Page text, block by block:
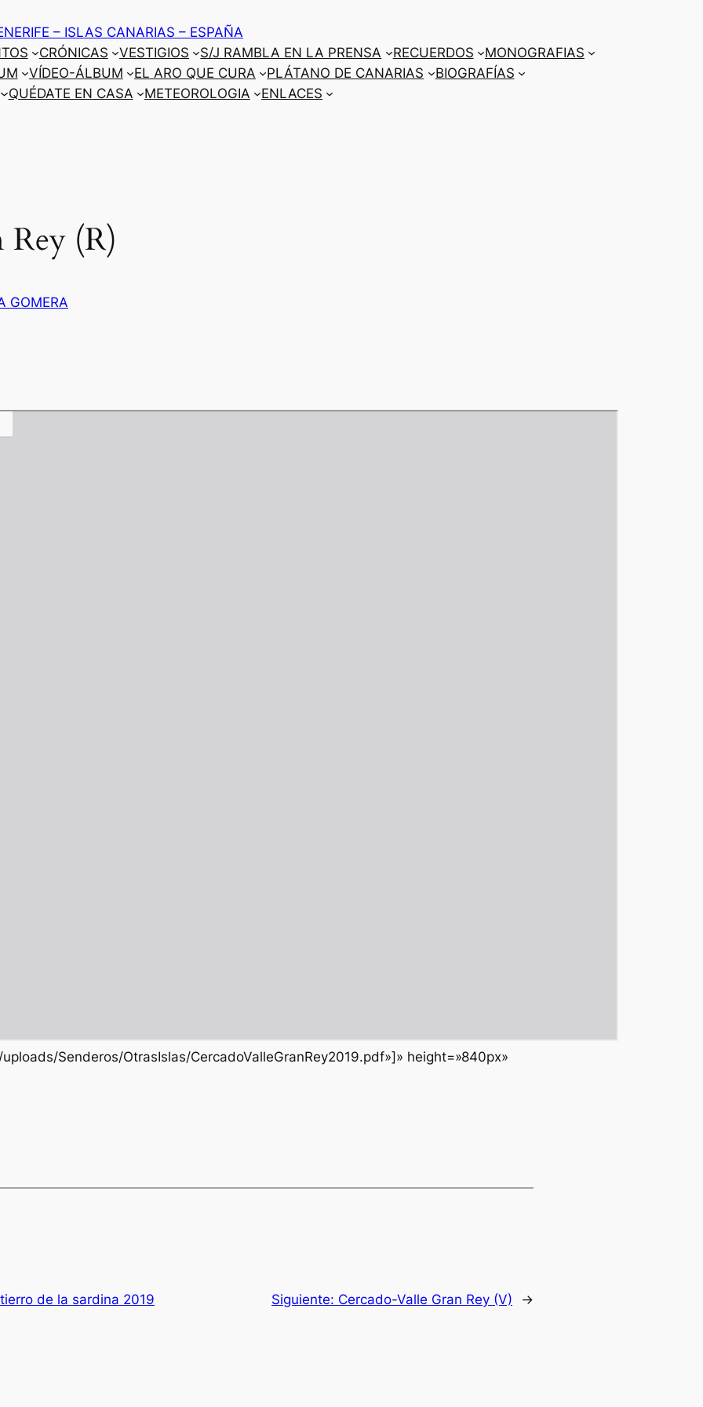
– ISLAS CANARIAS – ESPAÑA
CRÓNICAS VESTIGIOS S/J RAMBLA EN LA PRENSA RECUERDOS
MONOGRAFIAS
VÍDEO-ÁLBUM EL ARO QUE CURA PLÁTANO DE CANARIAS
BIOGRAFÍAS
QUÉDATE EN CASA METEOROLOGIA ENLACES
Rey (R)
GOMERA
Senderos/OtrasIslas/CercadoValleGranRey2019.pdf»]» height=»840px»
de la sardina 2019 Siguiente: Cercado-Valle Gran Rey (V) →